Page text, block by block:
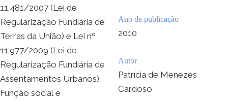
11.481/2007 (Lei de
Regularização Fundiária de
Terras da União) e Lei nº
11.977/2009 (Lei de
Regularização Fundiária de
Assentamentos Urbanos).
Função social e
Ano de publicação
2010
Autor
Patrícia de Menezes
Cardoso